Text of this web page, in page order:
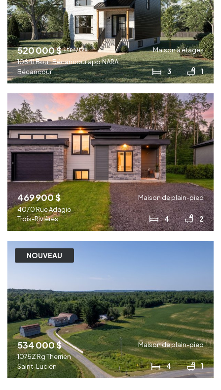
520 000 $+tps/tvq
Maison à étages
10841 Boul. Bécancour app.NARA
Bécancour
3 1
469 900 $
Maison de plain-pied
4070 Rue Adagio
Trois-Rivières
4 2
NOUVEAU
534 000 $
Maison de plain-pied
1075Z Rg Therrien
Saint-Lucien
4 1